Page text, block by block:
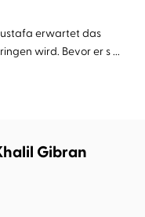
erwartet das
wird. Bevor er s ...
Gibran